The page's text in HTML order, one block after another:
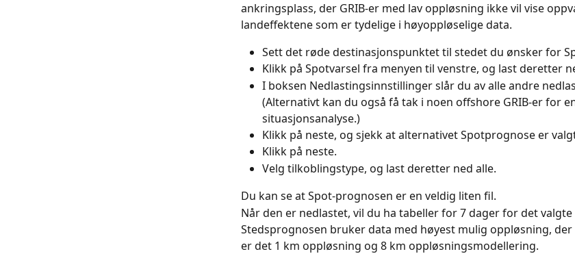
ankringsplass, der GRIB-er med lav oppløsning ikke vil vise
landeffektene som er tydelige i høyoppløselige data.
Sett det røde destinasjonspunktet til stedet du ønsker for
Klikk på Spotvarsel fra menyen til venstre, og last deretter
I boksen Nedlastingsinnstillinger slår du av alle andre
(Alternativt kan du også få tak i noen offshore GRIB-er for
situasjonsanalyse.)
Klikk på neste, og sjekk at alternativet Spotprognose er
Klikk på neste.
Velg tilkoblingstype, og last deretter ned alle.
Du kan se at Spot-prognosen er en veldig liten fil.
Når den er nedlastet, vil du ha tabeller for 7 dager for det valgte
Stedsprognosen bruker data med høyest mulig oppløsning,
er det 1 km oppløsning og 8 km oppløsningsmodellering.